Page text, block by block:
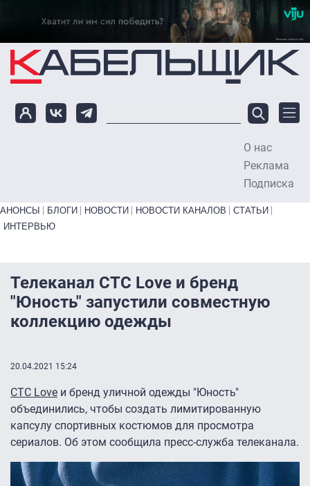
Перейти к основному содержанию
О нас
Реклама
Подписка
Primary links bottom
АНОНСЫ БЛОГИ НОВОСТИ НОВОСТИ КАНАЛОВ
СТАТЬИ
ИНТЕРВЬЮ
Телеканал СТС Love и бренд
"Юность" запустили совместную
коллекцию одежды
20.04.2021 15:24
СТС Love и бренд уличной одежды "Юность"
объединились, чтобы создать лимитированную
капсулу спортивных костюмов для просмотра
сериалов. Об этом сообщила пресс-служба телеканала.